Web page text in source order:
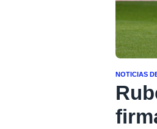
NOTICIAS